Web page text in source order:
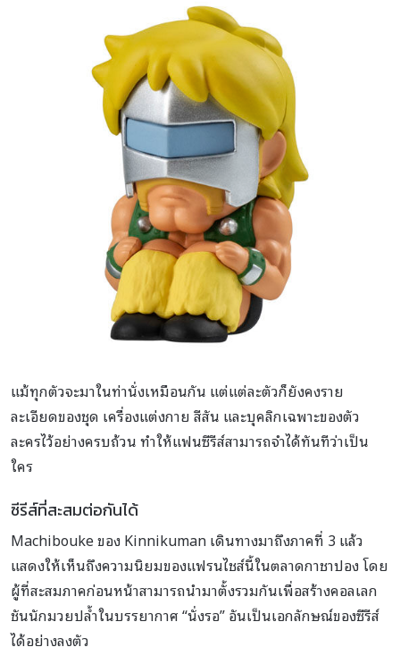
แม้ทุกตัวจะมาในท่านั่งเหมือนกัน แต่แต่ละตัวก็ยังคงราย
ละเอียดของชุด เครื่องแต่งกาย สีสัน และบุคลิกเฉพาะของตัว
ละครไว้อย่างครบถ้วน ทำให้แฟนซีรีส์สามารถจำได้ทันทีว่าเป็น
ใคร
ซีรีส์ที่สะสมต่อกันได้
Machibouke ของ Kinnikuman เดินทางมาถึงภาคที่ 3 แล้ว
แสดงให้เห็นถึงความนิยมของแฟรนไชส์นี้ในตลาดกาชาปอง โดย
ผู้ที่สะสมภาคก่อนหน้าสามารถนำมาตั้งรวมกันเพื่อสร้างคอลเลก
ชันนักมวยปล้ำในบรรยากาศ “นั่งรอ” อันเป็นเอกลักษณ์ของซีรีส์
ได้อย่างลงตัว